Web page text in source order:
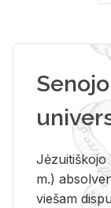
Jėzuitiškojo
m.)
viešam